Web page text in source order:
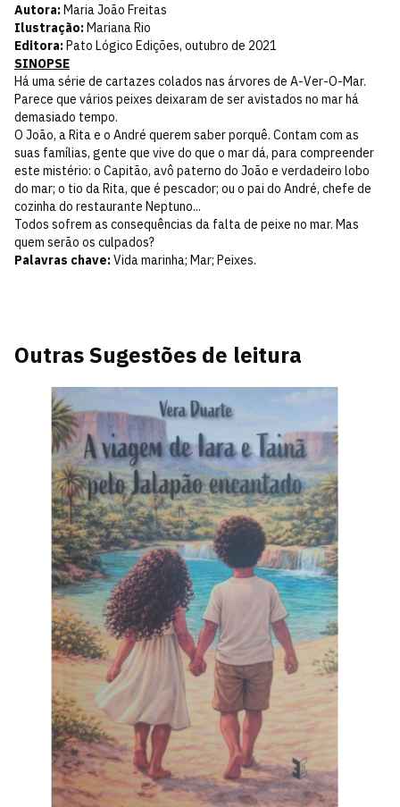
Autora:Maria João Freitas
Ilustração:Mariana Rio
Editora:Pato Lógico Edições, outubro de 2021
SINOPSE
Há uma série de cartazes colados nas árvores de A-Ver-O-Mar.
Parece que vários peixes deixaram de ser avistados no mar há
demasiado tempo.
O João, a Rita e o André querem saber porquê. Contam com as
suas famílias, gente que vive do que o mar dá, para compreender
este mistério: o Capitão, avô paterno do João e verdadeiro lobo
do mar; o tio da Rita, que é pescador; ou o pai do André, chefe de
cozinha do restaurante Neptuno...
Todos sofrem as consequências da falta de peixe no mar. Mas
quem serão os culpados?
Palavras chave:Vida marinha; Mar; Peixes.
Outras Sugestões de leitura